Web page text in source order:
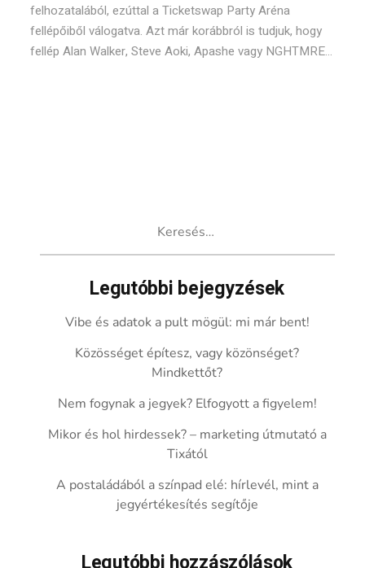
felhozatalából, ezúttal a Ticketswap Party Aréna
fellépőiből válogatva. Azt már korábbról is tudjuk, hogy
fellép Alan Walker, Steve Aoki, Apashe vagy NGHTMRE...
Legutóbbi bejegyzések
Vibe és adatok a pult mögül: mi már bent!
Közösséget építesz, vagy közönséget?
Mindkettőt?
Nem fogynak a jegyek? Elfogyott a figyelem!
Mikor és hol hirdessek? – marketing útmutató a
Tixától
A postaládából a színpad elé: hírlevél, mint a
jegyértékesítés segítője